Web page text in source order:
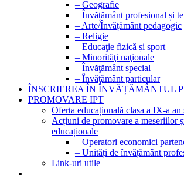
– Geografie
– Învățământ profesional și
– Arte/Învățământ pedagogic
– Religie
– Educaţie fizică și sport
– Minorităţi naţionale
– Învăţământ special
– Învăţământ particular
ÎNSCRIEREA ÎN ÎNVĂȚĂMÂNTUL
PROMOVARE IPT
Oferta educațională clasa a IX-a an
Acțiuni de promovare a meseriilor
educaționale
– Operatori economici
– Unități de învățământ
Link-uri utile